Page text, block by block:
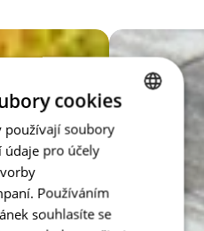
Je to decentní zeď,
být – s grácií a bez zbytečné
zahrady, který přináší řád i
CZECH
cookies
používají soubory
údaje pro účely
Používáním
souhlasíte se